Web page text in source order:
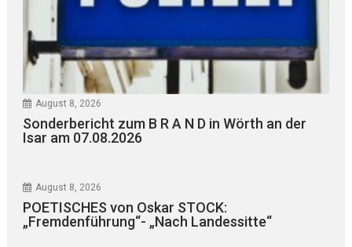
August 8, 2026
Sonderbericht zum B R A N D in Wörth an der
Isar am 07.08.2026
August 8, 2026
POETISCHES von Oskar STOCK:
„Fremdenführung“- „Nach Landessitte“